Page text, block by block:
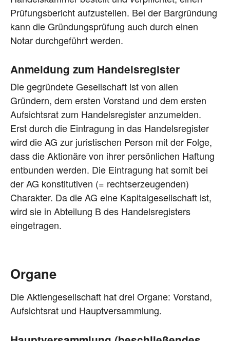
Prüfungsbericht aufzustellen. Bei der Bargründung
kann die Gründungsprüfung auch durch einen
Notar durchgeführt werden.
Anmeldung zum Handelsregister
Die gegründete Gesellschaft ist von allen
Gründern, dem ersten Vorstand und dem ersten
Aufsichtsrat zum Handelsregister anzumelden.
Erst durch die Eintragung in das Handelsregister
wird die AG zur juristischen Person mit der Folge,
dass die Aktionäre von ihrer persönlichen Haftung
entbunden werden. Die Eintragung hat somit bei
der AG konstitutiven (= rechtserzeugenden)
Charakter. Da die AG eine Kapitalgesellschaft ist,
wird sie in Abteilung B des Handelsregisters
eingetragen.
Organe
Die Aktiengesellschaft hat drei Organe: Vorstand,
Aufsichtsrat und Hauptversammlung.